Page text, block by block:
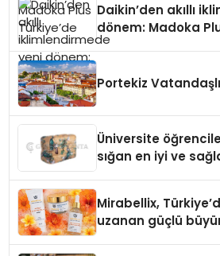
Daikin’den akıllı
dönem: Madoka
Portekiz
Üniversite
sığan en iyi ve
Mirabellix,
uzanan güçlü